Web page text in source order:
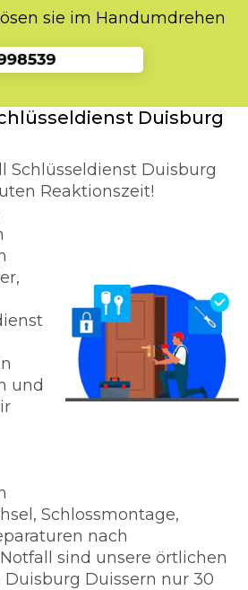
sie im Handumdrehen
Duisburg
Schlüsseldienst Duisburg
Reaktionszeit!
und
Schlossmontage,
nach
sind unsere örtlichen
Duissern nur 30